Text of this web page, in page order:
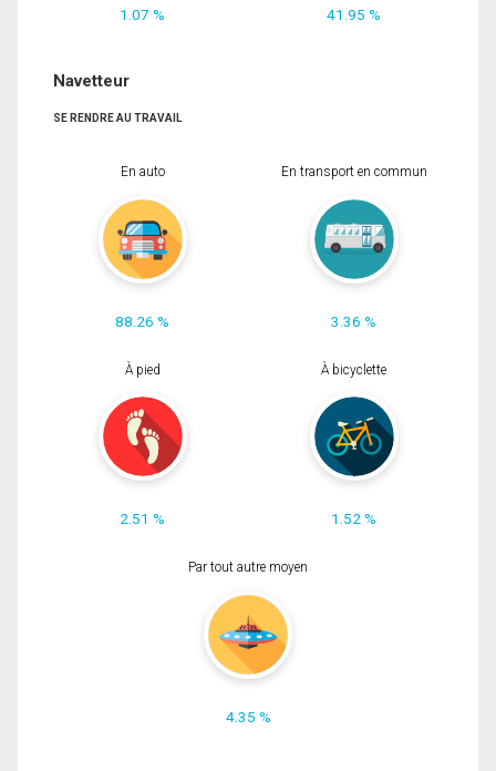
1.07 % 41.95 %
Navetteur
SE RENDRE AU TRAVAIL
En auto
88.26 %
En transport en commun
3.36 %
À pied
2.51 %
À bicyclette
1.52 %
Par tout autre moyen
4.35 %